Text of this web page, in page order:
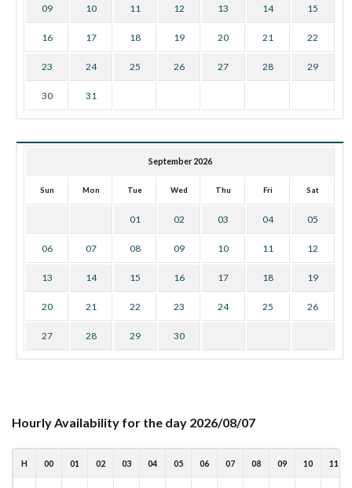
09 10 11 12 13 14 15
16 17 18 19 20 21 22
23 24 25 26 27 28 29
30 31
September 2026
Sun Mon Tue Wed Thu Fri Sat
01 02 03 04 05
06 07 08 09 10 11 12
13 14 15 16 17 18 19
20 21 22 23 24 25 26
27 28 29 30
Hourly Availability for the day 2026/08/07
H 00 01 02 03 04 05 06 07 08 09 10 11